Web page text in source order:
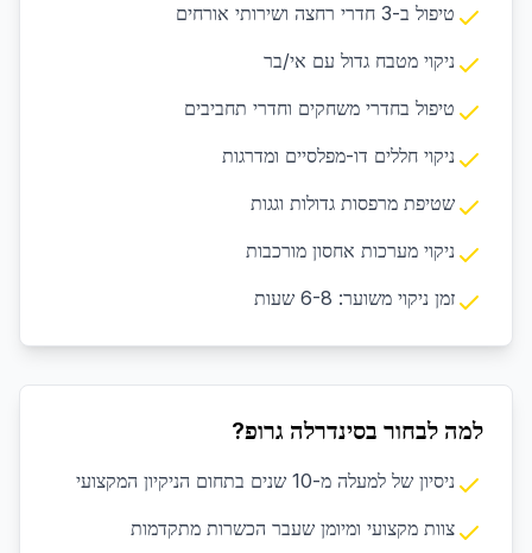
טיפול ב-3 חדרי רחצה ושירותי אורחים
ניקוי מטבח גדול עם אי/בר
טיפול בחדרי משחקים וחדרי תחביבים
ניקוי חללים דו-מפלסיים ומדרגות
שטיפת מרפסות גדולות וגגות
ניקוי מערכות אחסון מורכבות
זמן ניקוי משוער: 6-8 שעות
למה לבחור בסינדרלה גרופ?
ניסיון של למעלה מ-10 שנים בתחום הניקיון המקצועי
צוות מקצועי ומיומן שעבר הכשרות מתקדמות